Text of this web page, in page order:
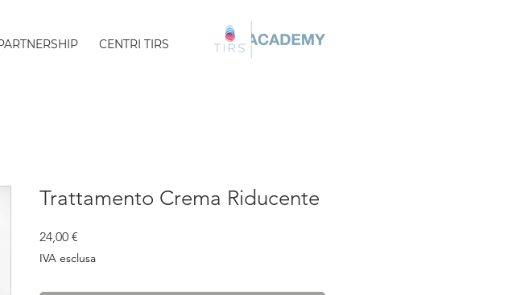
CENTRI TIRS
Trattamento Crema Riducente
24,00 €
IVA esclusa